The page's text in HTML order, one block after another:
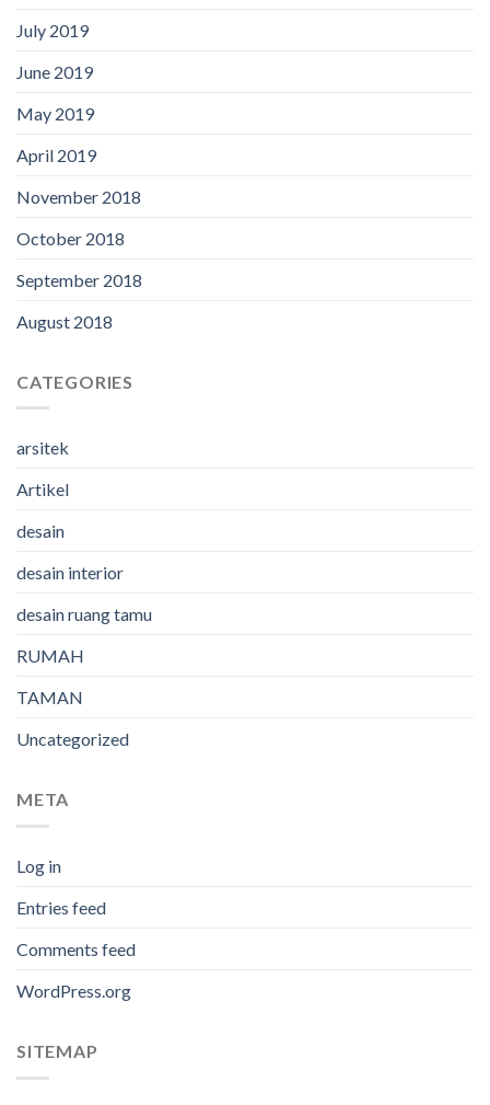
July 2019
June 2019
May 2019
April 2019
November 2018
October 2018
September 2018
August 2018
CATEGORIES
arsitek
Artikel
desain
desain interior
desain ruang tamu
RUMAH
TAMAN
Uncategorized
META
Log in
Entries feed
Comments feed
WordPress.org
SITEMAP